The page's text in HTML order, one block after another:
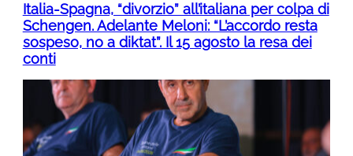
Italia-Spagna, “divorzio” all’italiana per colpa di
Schengen. Adelante Meloni: “L’accordo resta
sospeso, no a diktat”. Il 15 agosto la resa dei
conti